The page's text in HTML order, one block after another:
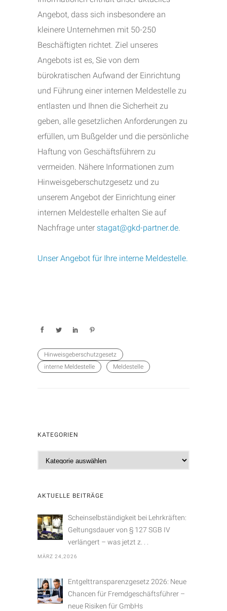
Angebot, dass sich insbesondere an
kleinere Unternehmen mit 50-250
Beschäftigten richtet. Ziel unseres
Angebots ist es, Sie von dem
bürokratischen Aufwand der Einrichtung
und Führung einer internen Meldestelle zu
entlasten und Ihnen die Sicherheit zu
geben, alle gesetzlichen Anforderungen zu
erfüllen, um Bußgelder und die persönliche
Haftung von Geschäftsführern zu
vermeiden. Nähere Informationen zum
Hinweisgeberschutzgesetz und zu
unserem Angebot der Einrichtung einer
internen Meldestelle erhalten Sie auf
Nachfrage unter stagat@gkd-partner.de.
Unser Angebot für Ihre interne Meldestelle.
Hinweisgeberschutzgesetz
interne Meldestelle
Meldestelle
KATEGORIEN
a
e
o
r
i
e
AKTUELLE BEITRÄGE
Scheinselbständigkeit bei Lehrkräften:
Geltungsdauer von § 127 SGB IV
verlängert – was jetzt z. . .
MÄRZ 24,2026
Entgelttransparenzgesetz 2026: Neue
Chancen für Fremdgeschäftsführer –
neue Risiken für GmbHs